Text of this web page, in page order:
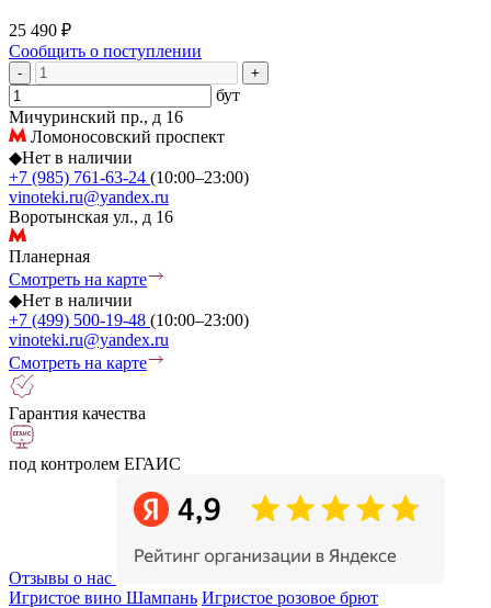
25 490 ₽
Сообщить о поступлении
- +
бут
Мичуринский пр., д 16
Ломоносовский проспект
◆Нет в наличии
+7 (985) 761-63-24 (10:00–23:00)
vinoteki.ru@yandex.ru
Воротынская ул., д 16
Планерная
Смотреть на карте
◆Нет в наличии
+7 (499) 500-19-48 (10:00–23:00)
vinoteki.ru@yandex.ru
Смотреть на карте
Гарантия качества
под контролем ЕГАИС
Отзывы о нас
Игристое вино Шампань Игристое розовое брют